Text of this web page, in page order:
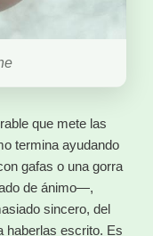
que mete las
termina ayudando
gafas o una gorra
de ánimo—,
sincero, del
haberlas escrito. Es